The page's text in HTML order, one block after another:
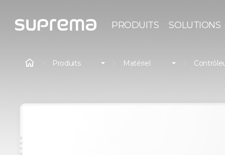
PRODUITS SOLUTIONS
Produits Matériel